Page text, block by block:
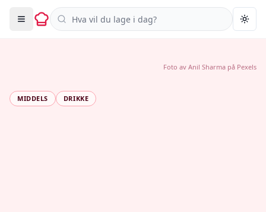
Søk i oppskrifter
MIDDELS DRIKKE
Foto av Anil Sharma på Pexels